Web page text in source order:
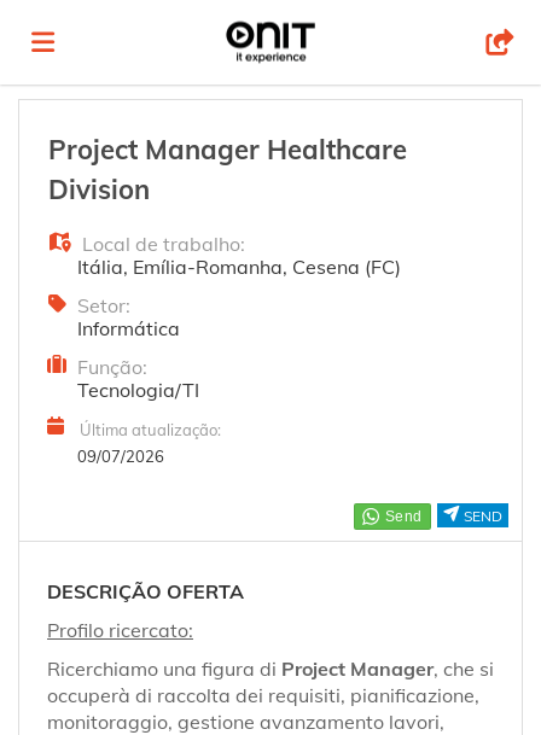
inicial
Ofertas
de
emprego
Regista-
te
Iniciar
sessão
Língua
EN
FR
IT
SEND
Project Manager Healthcare
Division
Local de trabalho:
Itália, Emília-Romanha, Cesena (FC)
Setor:
Informática
Função:
Tecnologia/TI
Última atualização:
09/07/2026
DESCRIÇÃO OFERTA
Profilo ricercato:
Ricerchiamo una figura di Project Manager, che si
occuperà di raccolta dei requisiti, pianificazione,
monitoraggio, gestione avanzamento lavori,